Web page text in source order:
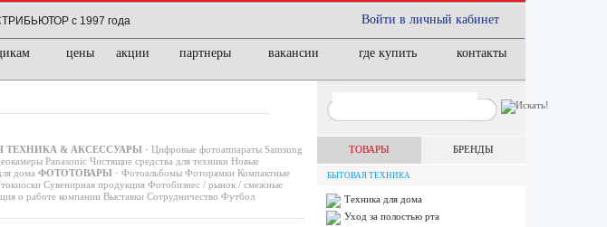
Войти в личный кабинет
с 1997 года
цены акции партнеры вакансии где купить контакты
ТЕХНИКА & АКСЕССУАРЫ · Цифровые фотоаппараты Samsung
Panasonic Чистящие средства для техники Новые
дома ФОТОТОВАРЫ · Фотоальбомы Фоторамки Компактные
Сувенирная продукция Фотобизнес / рынок / смежные
о работе компании Выставки Сотрудничество Футбол
ТОВАРЫ БРЕНДЫ
БЫТОВАЯ ТЕХНИКА
Техника для дома
Уход за полостью рта